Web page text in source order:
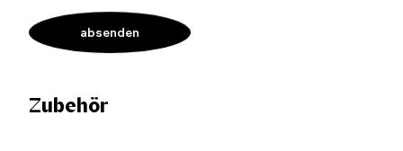
Zubehör